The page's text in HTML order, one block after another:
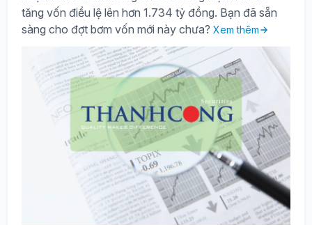
tăng vốn điều lệ lên hơn 1.734 tỷ đồng. Bạn đã sẵn
sàng cho đợt bơm vốn mới này chưa? Xem thêm